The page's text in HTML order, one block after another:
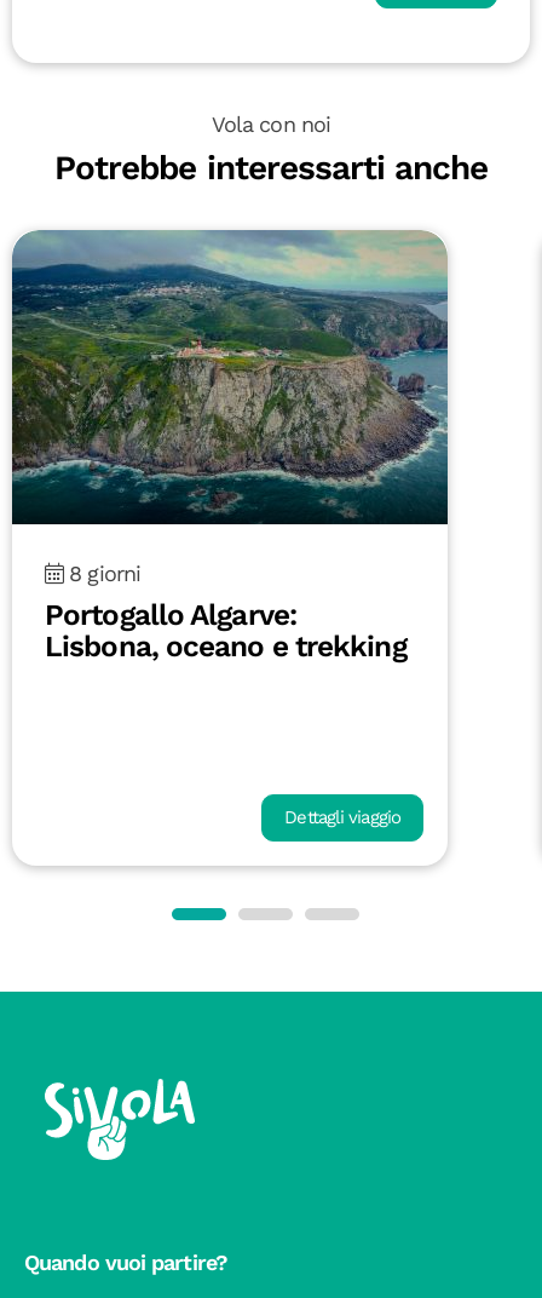
Vola con noi
Potrebbe interessarti anche
8 giorni
Portogallo Algarve:
Lisbona, oceano e trekking
Dettagli viaggio
Quando vuoi partire?